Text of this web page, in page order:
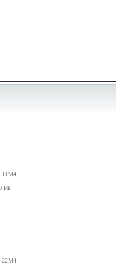
11M4
l/h
22M4